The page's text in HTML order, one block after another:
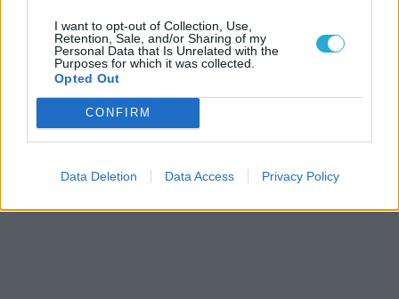
I want to opt-out of Collection, Use,
Retention, Sale, and/or Sharing of my
Personal Data that Is Unrelated with the
Purposes for which it was collected.
Opted Out
CONFIRM
Data Deletion Data Access Privacy Policy